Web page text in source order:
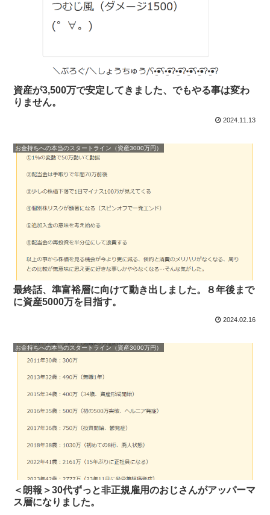
資産が3,500万で安定してきました、でもやる事は変わ
りません。
2024.11.13
お金持ちへの本当のスタートライン（資産3000万円）
最終話、準富裕層に向けて動き出しました。８年後まで
に資産5000万を目指す。
2024.02.16
お金持ちへの本当のスタートライン（資産3000万円）
＜朗報＞30代ずっと非正規雇用のおじさんがアッパーマ
ス層になりました。